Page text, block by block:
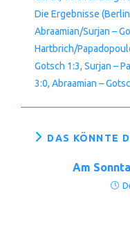
Die Ergebnisse
Abraamian/Surjan –
Hartbrich/
Gotsch 1:3, Surjan –
3:0, Abraamian –
DAS KÖNNTE
Am